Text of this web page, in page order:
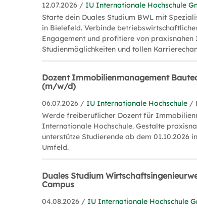
12.07.2026 / IU Internationale Hochschule
Starte dein Duales Studium BWL mit
in Bielefeld. Verbinde
Engagement und profitiere von
Studienmöglichkeiten und tollen
Dozent Immobilienmanagement
(m/w/d)
06.07.2026 / IU Internationale Hochschule /
Werde freiberuflicher Dozent für
Internationale Hochschule. Gestalte
unterstütze Studierende ab dem 01.10.2026
Umfeld.
Duales Studium
Campus
04.08.2026 / IU Internationale Hochschule